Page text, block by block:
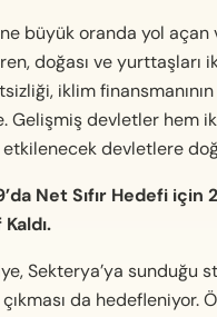
büyük oranda yol
doğası ve
iklim
Gelişmiş devletler hem
devletlere
Net Sıfır Hedefi için
Sekterya’ya
çıkması da